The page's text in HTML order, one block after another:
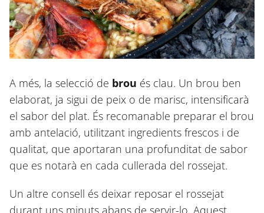
A més, la selecció de brou és clau. Un brou ben
elaborat, ja sigui de peix o de marisc, intensificarà
el sabor del plat. És recomanable preparar el brou
amb antelació, utilitzant ingredients frescos i de
qualitat, que aportaran una profunditat de sabor
que es notarà en cada cullerada del rossejat.
Un altre consell és deixar reposar el rossejat
durant uns minuts abans de servir-lo. Aquest